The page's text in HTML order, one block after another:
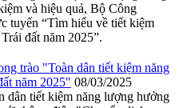
và hiệu quả, Bộ Công
tuyến “Tìm hiểu về tiết kiệm
đất năm 2025”.
trào "Toàn dân tiết kiệm năng
năm 2025" 08/03/2025
dân tiết kiệm năng lượng hưởng